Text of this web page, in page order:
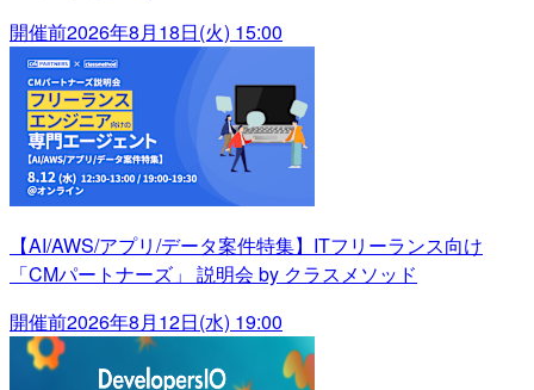
開催前2026年8月18日(火) 15:00
【AI/AWS/アプリ/データ案件特集】ITフリーランス向け
「CMパートナーズ」 説明会 by クラスメソッド
開催前2026年8月12日(水) 19:00